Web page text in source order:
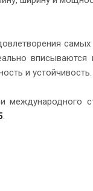
самых
вписываются
и устойчивость.
международного
.